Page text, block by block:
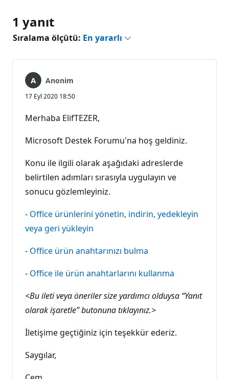
1 yanıt
Sıralama ölçütü: En yararlı
Anonim
17 Eyl 2020 18:50
Merhaba ElifTEZER,
Microsoft Destek Forumu'na hoş geldiniz.
Konu ile ilgili olarak aşağıdaki adreslerde
belirtilen adımları sırasıyla uygulayın ve
sonucu gözlemleyiniz.
- Office ürünlerini yönetin, indirin, yedekleyin
veya geri yükleyin
- Office ürün anahtarınızı bulma
- Office ile ürün anahtarlarını kullanma
<Bu ileti veya öneriler size yardımcı olduysa “Yanıt
olarak işaretle” butonuna tıklayınız.>
İletişime geçtiğiniz için teşekkür ederiz.
Saygılar,